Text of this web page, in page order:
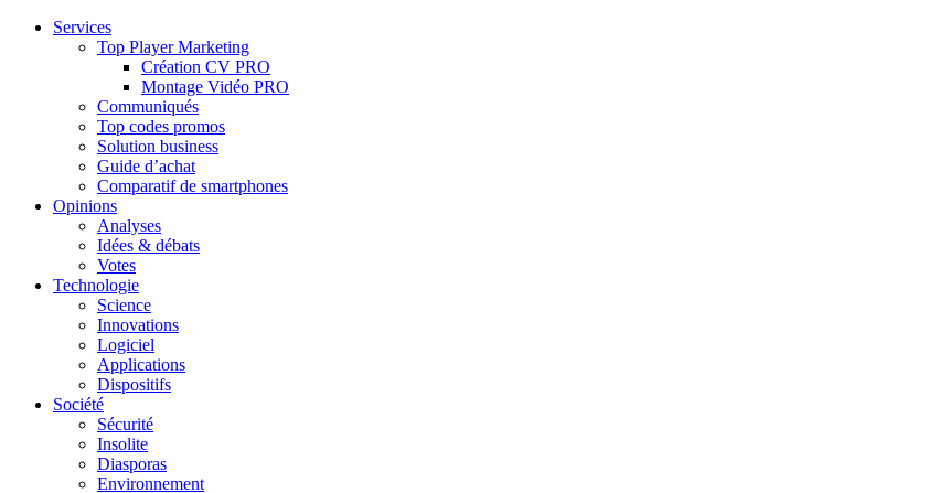
Services
Top Player Marketing
Création CV PRO
Montage Vidéo PRO
Communiqués
Top codes promos
Solution business
Guide d’achat
Comparatif de smartphones
Opinions
Analyses
Idées & débats
Votes
Technologie
Science
Innovations
Logiciel
Applications
Dispositifs
Société
Sécurité
Insolite
Diasporas
Environnement